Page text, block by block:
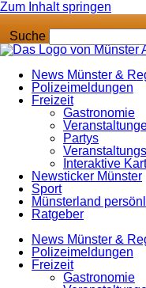
Zum Inhalt springen
Suche
News Münster &
Polizeimeldungen
Freizeit
Gastronomie
Partys
Interaktive
Newsticker Münster
Sport
Münsterland
Ratgeber
News Münster &
Polizeimeldungen
Freizeit
Gastronomie